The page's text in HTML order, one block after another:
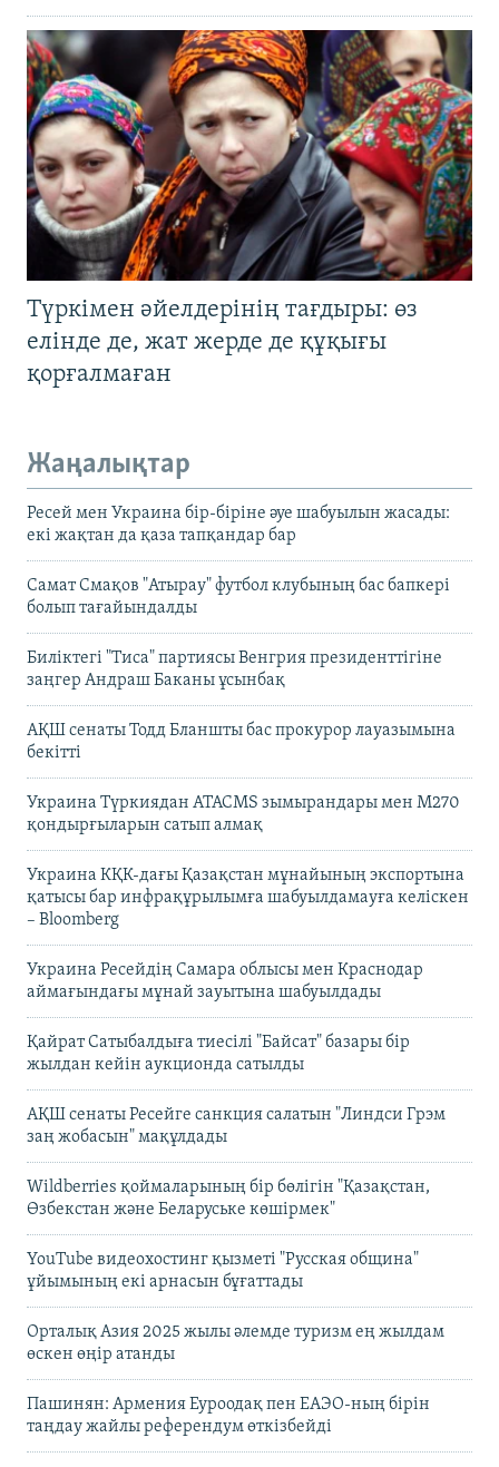
Түркімен әйелдерінің тағдыры: өз
елінде де, жат жерде де құқығы
қорғалмаған
Жаңалықтар
Ресей мен Украина бір-біріне әуе шабуылын жасады:
екі жақтан да қаза тапқандар бар
Самат Смақов "Атырау" футбол клубының бас бапкері
болып тағайындалды
Биліктегі "Тиса" партиясы Венгрия президенттігіне
заңгер Андраш Баканы ұсынбақ
АҚШ сенаты Тодд Бланшты бас прокурор лауазымына
бекітті
Украина Түркиядан ATACMS зымырандары мен M270
қондырғыларын сатып алмақ
Украина КҚК-дағы Қазақстан мұнайының экспортына
қатысы бар инфрақұрылымға шабуылдамауға келіскен
– Bloomberg
Украина Ресейдің Самара облысы мен Краснодар
аймағындағы мұнай зауытына шабуылдады
Қайрат Сатыбалдыға тиесілі "Байсат" базары бір
жылдан кейін аукционда сатылды
АҚШ сенаты Ресейге санкция салатын "Линдси Грэм
заң жобасын" мақұлдады
Wildberries қоймаларының бір бөлігін "Қазақстан,
Өзбекстан және Беларуське көшірмек"
YouTube видеохостинг қызметі "Русская община"
ұйымының екі арнасын бұғаттады
Орталық Азия 2025 жылы әлемде туризм ең жылдам
өскен өңір атанды
Пашинян: Армения Еуроодақ пен ЕАЭО-ның бірін
таңдау жайлы референдум өткізбейді